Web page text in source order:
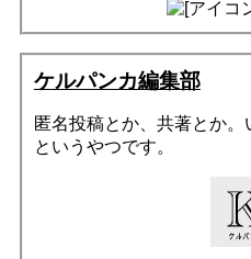
ケルパンカ編集部
匿名投稿とか、共著とか。
というやつです。